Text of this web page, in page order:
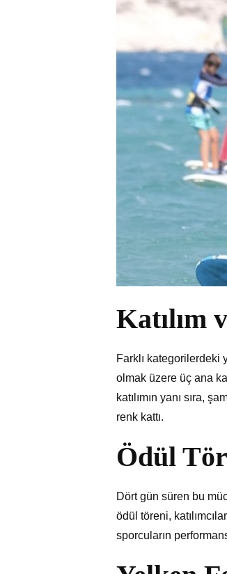
Katılım
Farklı kategorilerdeki
olmak üzere üç ana
katılımın yanı sıra,
renk kattı.
Ödül
Dört gün süren bu
ödül töreni,
sporcuların